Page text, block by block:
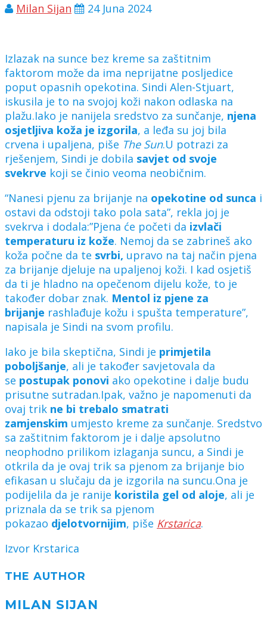
Milan Sijan 24 Juna 2024
Izlazak na sunce bez kreme sa zaštitnim
faktorom može da ima neprijatne posljedice
poput opasnih opekotina. Sindi Alen-Stjuart,
iskusila je to na svojoj koži nakon odlaska na
plažu.Iako je nanijela sredstvo za sunčanje, njena
osjetljiva koža je izgorila, a leđa su joj bila
crvena i upaljena, piše The Sun.U potrazi za
rješenjem, Sindi je dobila savjet od svoje
svekrve koji se činio veoma neobičnim.
“Nanesi pjenu za brijanje na opekotine od sunca i
ostavi da odstoji tako pola sata”, rekla joj je
svekrva i dodala:”Pjena će početi da izvlači
temperaturu iz kože. Nemoj da se zabrineš ako
koža počne da te svrbi, upravo na taj način pjena
za brijanje djeluje na upaljenoj koži. I kad osjetiš
da ti je hladno na opečenom dijelu kože, to je
također dobar znak. Mentol iz pjene za
brijanje rashlađuje kožu i spušta temperature”,
napisala je Sindi na svom profilu.
Iako je bila skeptična, Sindi je primjetila
poboljšanje, ali je također savjetovala da
se postupak ponovi ako opekotine i dalje budu
prisutne sutradan.Ipak, važno je napomenuti da
ovaj trik ne bi trebalo smatrati
zamjenskim umjesto kreme za sunčanje. Sredstvo
sa zaštitnim faktorom je i dalje apsolutno
neophodno prilikom izlaganja suncu, a Sindi je
otkrila da je ovaj trik sa pjenom za brijanje bio
efikasan u slučaju da je izgorila na suncu.Ona je
podijelila da je ranije koristila gel od aloje, ali je
priznala da se trik sa pjenom
pokazao djelotvornijim, piše Krstarica.
Izvor Krstarica
THE AUTHOR
MILAN SIJAN